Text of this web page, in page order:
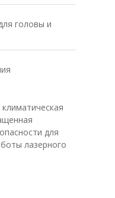
головы и
для
лазерного